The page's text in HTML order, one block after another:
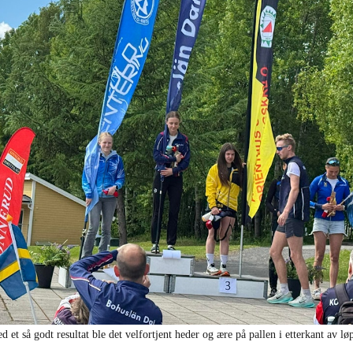
et så godt resultat ble det velfortjent heder og ære på pallen i etterkant av